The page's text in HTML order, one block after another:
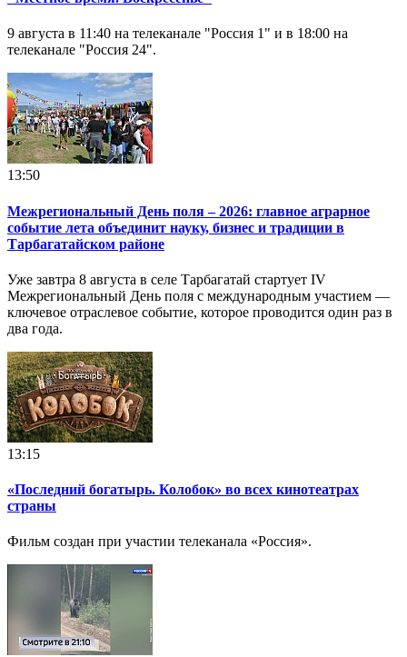
9 августа в 11:40 на телеканале "Россия 1" и в 18:00 на
телеканале "Россия 24".
13:50
Межрегиональный День поля – 2026: главное аграрное
событие лета объединит науку, бизнес и традиции в
Тарбагатайском районе
Уже завтра 8 августа в селе Тарбагатай стартует IV
Межрегиональный День поля с международным участием —
ключевое отраслевое событие, которое проводится один раз в
два года.
13:15
«Последний богатырь. Колобок» во всех кинотеатрах
страны
Фильм создан при участии телеканала «Россия».